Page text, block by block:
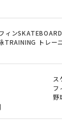
ィン
TRAINING トレー
ス
フ
野